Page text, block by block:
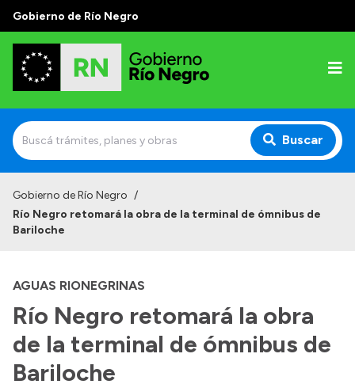
Gobierno de Río Negro
Buscar
Autoridades
Autoridades y Organismos
Discursos en la Legislatura
Casa de Gobierno
Acerca de Río Negro
Gobierno de Río Negro /
Río Negro retomará la obra de la terminal de ómnibus de
Bariloche
AGUAS RIONEGRINAS
Río Negro retomará la obra
de la terminal de ómnibus de
Bariloche